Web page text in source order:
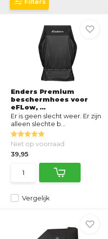
Enders Premium
beschermhoes voor
eFLow, ...
Er is geen slecht weer. Er zijn
alleen slechte b...
Vergelijk
Niet op voorraad
39,95